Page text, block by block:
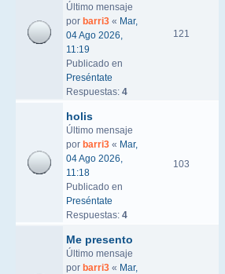
Último mensaje
por barri3 « Mar,
04 Ago 2026,
11:19
Publicado en
Preséntate
Respuestas: 4
121
holis
Último mensaje
por barri3 « Mar,
04 Ago 2026,
11:18
Publicado en
Preséntate
Respuestas: 4
103
Me presento
Último mensaje
por barri3 « Mar,